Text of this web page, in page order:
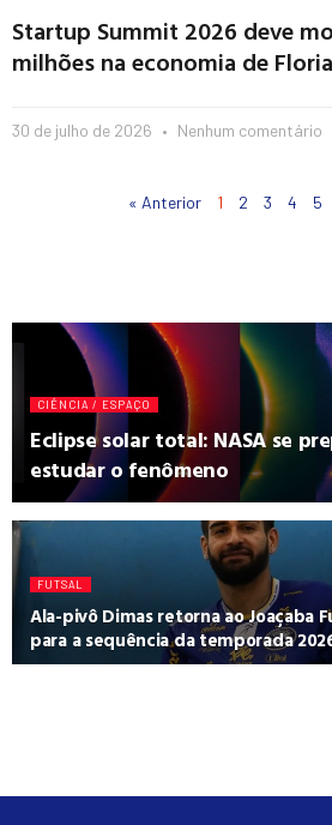
Startup Summit 2026 deve
milhões na economia de
30 de julho de 2026 Nenhum comentário
« Anterior 1 2 3 4 5
CIÊNCIA / ESPAÇO
Eclipse solar total: NASA se
estudar o fenômeno
FUTSAL
Ala-pivô Dimas retorna ao Joaçaba
para a sequência da temporada